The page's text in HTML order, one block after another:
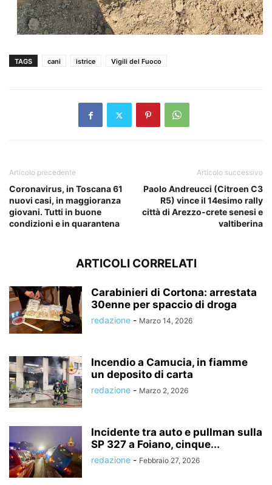
TAGS cani istrice Vigili del Fuoco
Articolo precedente
Coronavirus, in Toscana 61
nuovi casi, in maggioranza
giovani. Tutti in buone
condizioni e in quarantena
Articolo successivo
Paolo Andreucci (Citroen C3
R5) vince il 14esimo rally
città di Arezzo-crete senesi e
valtiberina
ARTICOLI CORRELATI
Carabinieri di Cortona: arrestata
30enne per spaccio di droga
redazione - Marzo 14, 2026
Incendio a Camucia, in fiamme
un deposito di carta
redazione - Marzo 2, 2026
Incidente tra auto e pullman sulla
SP 327 a Foiano, cinque...
redazione - Febbraio 27, 2026